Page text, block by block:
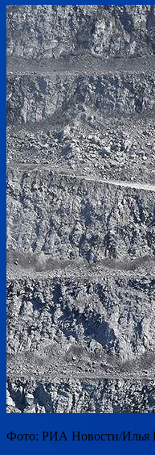
Фото: РИА Новости/Илья